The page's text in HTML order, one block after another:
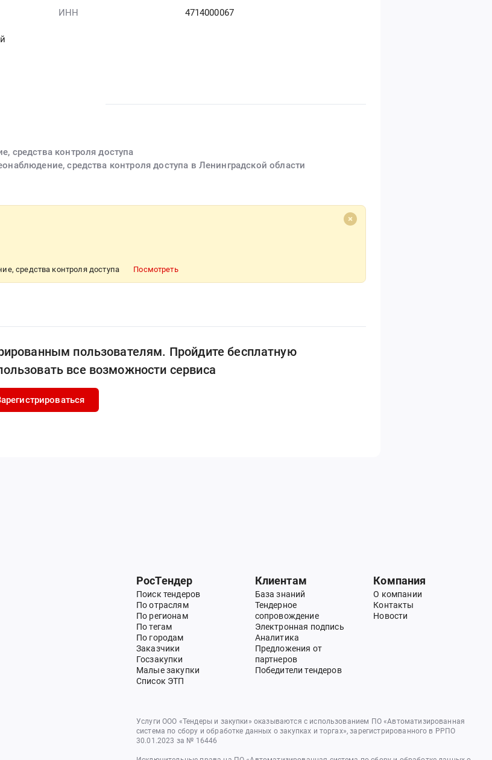
ИНН 4714000067
средства контроля доступа
средства контроля доступа в Ленинградской области
средства контроля доступа
Посмотреть
пользователям. Пройдите бесплатную
все возможности сервиса
РосТендер
Поиск тендеров
По отраслям
По регионам
По тегам
По городам
Заказчики
Госзакупки
Малые закупки
Список ЭТП
Клиентам
База знаний
Тендерное
сопровождение
Электронная подпись
Аналитика
Предложения от
партнеров
Победители тендеров
Компания
О компании
Контакты
Новости
Услуги ООО «Тендеры и закупки» оказываются с использованием ПО «Автоматизированная
система по сбору и обработке данных о закупках и торгах», зарегистрированного в РРПО
30.01.2023 за № 16446